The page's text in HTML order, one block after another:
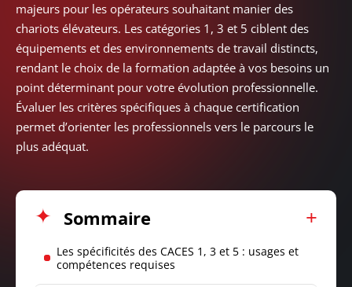
majeurs pour les opérateurs souhaitant manier des
chariots élévateurs. Les catégories 1, 3 et 5 ciblent des
équipements et des environnements de travail distincts,
rendant le choix de la formation adaptée à vos besoins un
point déterminant pour votre évolution professionnelle.
Évaluer les critères spécifiques à chaque certification
permet d’orienter les professionnels vers le parcours le
plus adéquat.
Sommaire
Les spécificités des CACES 1, 3 et 5 : usages et
compétences requises